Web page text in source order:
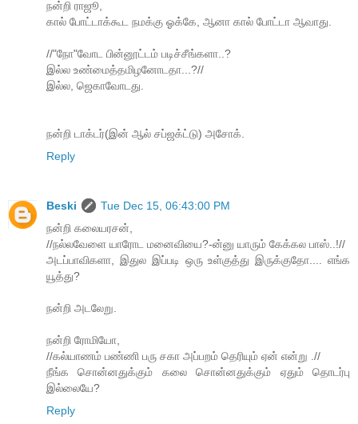
நன்றி ராஜூ,
கால் போட்டாக்கூட நமக்கு ஓக்கே, ஆனா கால் போட்டா ஆவாது.
//"நோ"வோட பின்னூட்டம் படிச்சீங்களா..?
இல்ல உண்மைத்தமிழனோடதா...?//
இல்ல, ஜெகாவோடது.
நன்றி டாக்டர்(இன் ஆல் சப்ஜக்ட்டு) அசோக்.
Reply
Beski
Tue Dec 15, 06:43:00 PM
நன்றி கலையரசன்,
//நல்லவேளை யாரோட மனைவியை?-ன்னு யாரும் கேக்கல பாஸ்..!//
அடப்பாவிகளா, இதுல இப்படி ஒரு உள்குத்து இருக்குதோ.... எங்க
யூத்து?
நன்றி அடலேறு.
நன்றி ரோமியோ,
//கல்யாணம் பண்ணி பரு சகா அப்பறம் தெரியும் ஏன் என்று .//
நீங்க சொன்னதுக்கும் கலை சொன்னதுக்கும் ஏதும் தொடர்பு
இல்லையே?
Reply